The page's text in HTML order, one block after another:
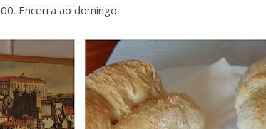
Encerra ao domingo.